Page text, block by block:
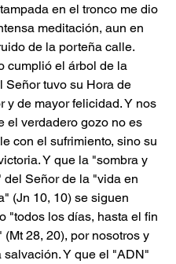
en el tronco me dio
meditación, aun en
de la porteña calle.
cumplió el árbol de la
Señor tuvo su Hora de
y de mayor felicidad. Y nos
el verdadero gozo no es
con el sufrimiento, sino su
Y que la "sombra y
del Señor de la "vida en
(Jn 10, 10) se siguen
"todos los días, hasta el fin
(Mt 28, 20), por nosotros y
salvación. Y que el "ADN"